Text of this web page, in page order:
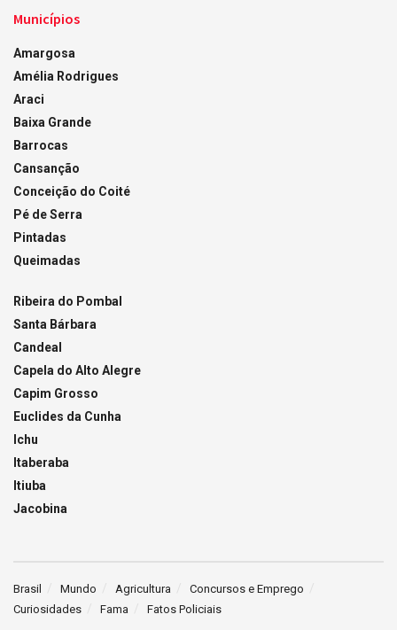
Municípios
Amargosa
Amélia Rodrigues
Araci
Baixa Grande
Barrocas
Cansanção
Conceição do Coité
Pé de Serra
Pintadas
Queimadas
Ribeira do Pombal
Santa Bárbara
Candeal
Capela do Alto Alegre
Capim Grosso
Euclides da Cunha
Ichu
Itaberaba
Itiuba
Jacobina
Brasil Mundo Agricultura
Concursos e Emprego
Curiosidades
Fama Fatos Policiais